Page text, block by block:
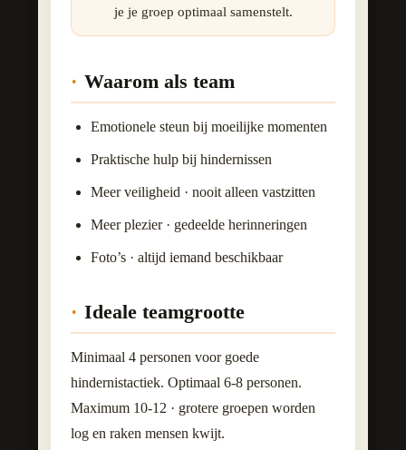
je je groep optimaal samenstelt.
Waarom als team
Emotionele steun bij moeilijke momenten
Praktische hulp bij hindernissen
Meer veiligheid · nooit alleen vastzitten
Meer plezier · gedeelde herinneringen
Foto’s · altijd iemand beschikbaar
Ideale teamgrootte
Minimaal 4 personen voor goede
hindernistactiek. Optimaal 6-8 personen.
Maximum 10-12 · grotere groepen worden
log en raken mensen kwijt.